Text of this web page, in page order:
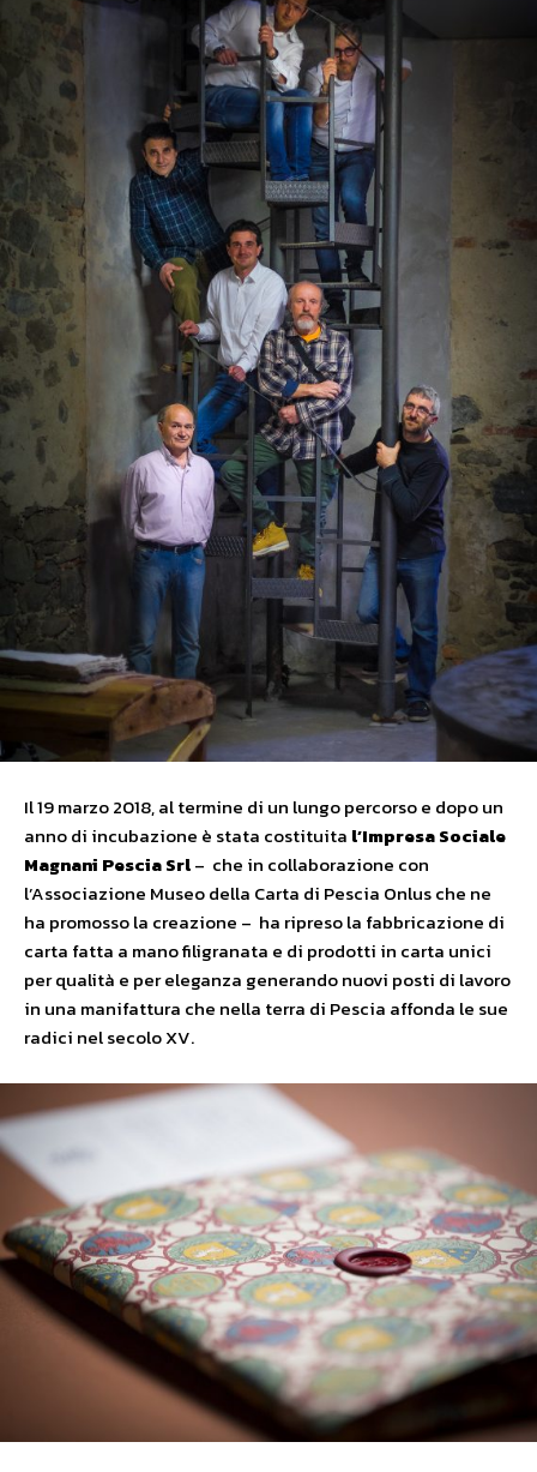
Il 19 marzo 2018, al termine di un lungo percorso e dopo un
anno di incubazione è stata costituita l’Impresa Sociale
Magnani Pescia Srl– che in collaborazione con
l’Associazione Museo della Carta di Pescia Onlus che ne
ha promosso la creazione – ha ripreso la fabbricazione di
carta fatta a mano filigranata e di prodotti in carta unici
per qualità e per eleganza generando nuovi posti di lavoro
in una manifattura che nella terra di Pescia affonda le sue
radici nel secolo XV.